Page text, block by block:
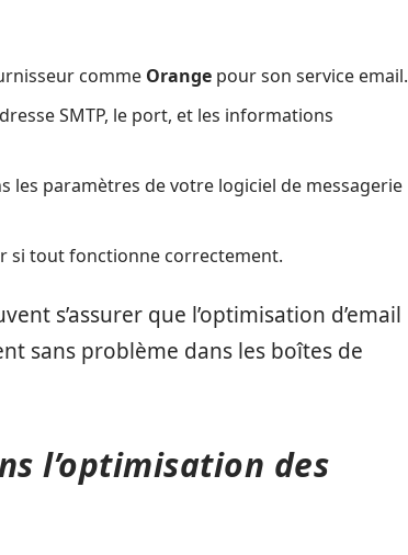
comme Orange pour son service email.
SMTP, le port, et les informations
les paramètres de votre logiciel de messagerie
si tout fonctionne correctement.
s’assurer que l’optimisation d’email
sans problème dans les boîtes de
l’optimisation des